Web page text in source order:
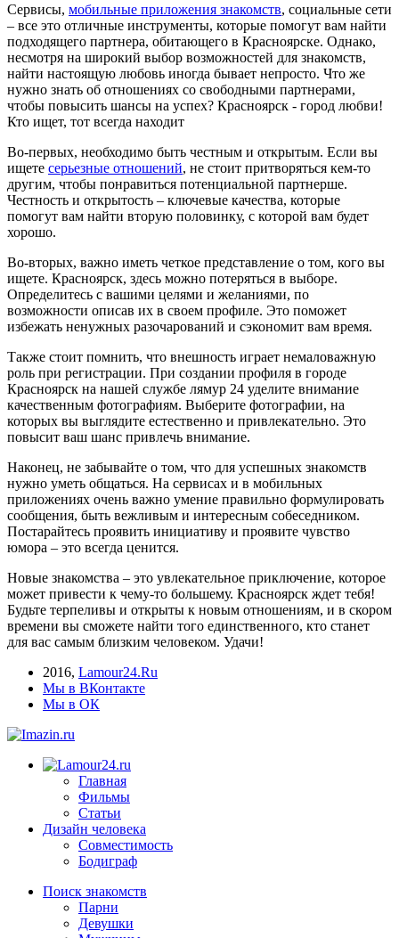
Сервисы, мобильные приложения знакомств, социальные сети
– все это отличные инструменты, которые помогут вам найти
подходящего партнера, обитающего в Красноярске. Однако,
несмотря на широкий выбор возможностей для знакомств,
найти настоящую любовь иногда бывает непросто. Что же
нужно знать об отношениях со свободными партнерами,
чтобы повысить шансы на успех? Красноярск - город любви!
Кто ищет, тот всегда находит
Во-первых, необходимо быть честным и открытым. Если вы
ищете серьезные отношений, не стоит притворяться кем-то
другим, чтобы понравиться потенциальной партнерше.
Честность и открытость – ключевые качества, которые
помогут вам найти вторую половинку, с которой вам будет
хорошо.
Во-вторых, важно иметь четкое представление о том, кого вы
ищете. Красноярск, здесь можно потеряться в выборе.
Определитесь с вашими целями и желаниями, по
возможности описав их в своем профиле. Это поможет
избежать ненужных разочарований и сэкономит вам время.
Также стоит помнить, что внешность играет немаловажную
роль при регистрации. При создании профиля в городе
Красноярск на нашей службе лямур 24 уделите внимание
качественным фотографиям. Выберите фотографии, на
которых вы выглядите естественно и привлекательно. Это
повысит ваш шанс привлечь внимание.
Наконец, не забывайте о том, что для успешных знакомств
нужно уметь общаться. На сервисах и в мобильных
приложениях очень важно умение правильно формулировать
сообщения, быть вежливым и интересным собеседником.
Постарайтесь проявить инициативу и проявите чувство
юмора – это всегда ценится.
Новые знакомства – это увлекательное приключение, которое
может привести к чему-то большему. Красноярск ждет тебя!
Будьте терпеливы и открыты к новым отношениям, и в скором
времени вы сможете найти того единственного, кто станет
для вас самым близким человеком. Удачи!
2016, Lamour24.Ru
Мы в ВКонтакте
Мы в ОК
Главная
Фильмы
Статьи
Дизайн человека
Совместимость
Бодиграф
Поиск знакомств
Парни
Девушки